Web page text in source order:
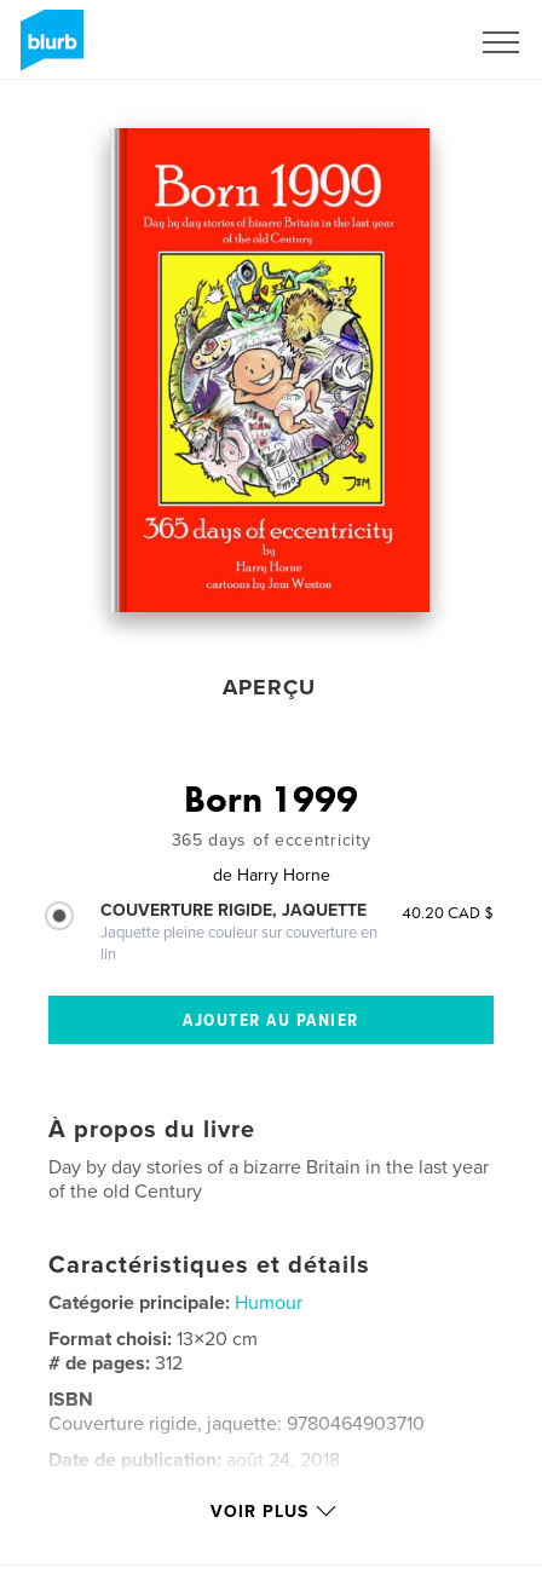
APERÇU
Born 1999
365 days of eccentricity
de Harry Horne
COUVERTURE RIGIDE, JAQUETTE
Jaquette pleine couleur sur couverture en
lin
40.20 CAD $
À propos du livre
Day by day stories of a bizarre Britain in the last year
of the old Century
Caractéristiques et détails
Catégorie principale: Humour
Format choisi:13×20 cm
# de pages:312
ISBN
Couverture rigide, jaquette: 9780464903710
Date de publication: août 24, 2018
VOIR PLUS